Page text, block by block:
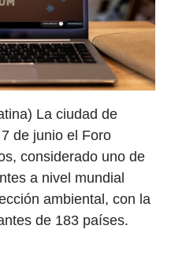
La ciudad de
de junio el Foro
considerado uno de
a nivel mundial
ambiental, con la
de 183 países.